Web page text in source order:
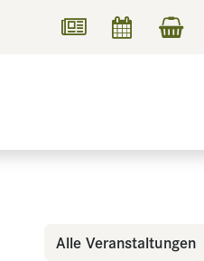
Alle Veranstaltungen